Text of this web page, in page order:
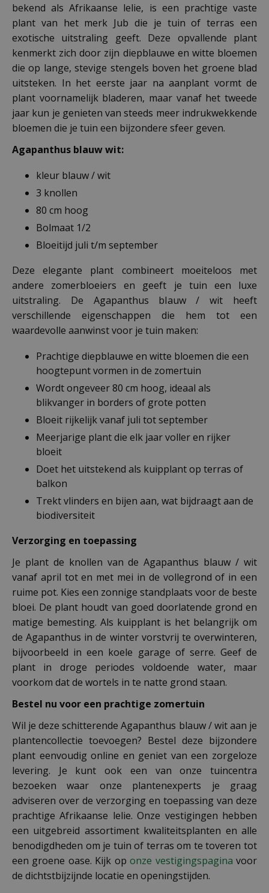
bekend als Afrikaanse lelie, is een prachtige vaste
plant van het merk Jub die je tuin of terras een
exotische uitstraling geeft. Deze opvallende plant
kenmerkt zich door zijn diepblauwe en witte bloemen
die op lange, stevige stengels boven het groene blad
uitsteken. In het eerste jaar na aanplant vormt de
plant voornamelijk bladeren, maar vanaf het tweede
jaar kun je genieten van steeds meer indrukwekkende
bloemen die je tuin een bijzondere sfeer geven.
Agapanthus blauw wit:
kleur blauw / wit
3 knollen
80 cm hoog
Bolmaat 1/2
Bloeitijd juli t/m september
Deze elegante plant combineert moeiteloos met
andere zomerbloeiers en geeft je tuin een luxe
uitstraling. De Agapanthus blauw / wit heeft
verschillende eigenschappen die hem tot een
waardevolle aanwinst voor je tuin maken:
Prachtige diepblauwe en witte bloemen die een
hoogtepunt vormen in de zomertuin
Wordt ongeveer 80 cm hoog, ideaal als
blikvanger in borders of grote potten
Bloeit rijkelijk vanaf juli tot september
Meerjarige plant die elk jaar voller en rijker
bloeit
Doet het uitstekend als kuipplant op terras of
balkon
Trekt vlinders en bijen aan, wat bijdraagt aan de
biodiversiteit
Verzorging en toepassing
Je plant de knollen van de Agapanthus blauw / wit
vanaf april tot en met mei in de vollegrond of in een
ruime pot. Kies een zonnige standplaats voor de beste
bloei. De plant houdt van goed doorlatende grond en
matige bemesting. Als kuipplant is het belangrijk om
de Agapanthus in de winter vorstvrij te overwinteren,
bijvoorbeeld in een koele garage of serre. Geef de
plant in droge periodes voldoende water, maar
voorkom dat de wortels in te natte grond staan.
Bestel nu voor een prachtige zomertuin
Wil je deze schitterende Agapanthus blauw / wit aan je
plantencollectie toevoegen? Bestel deze bijzondere
plant eenvoudig online en geniet van een zorgeloze
levering. Je kunt ook een van onze tuincentra
bezoeken waar onze plantenexperts je graag
adviseren over de verzorging en toepassing van deze
prachtige Afrikaanse lelie. Onze vestigingen hebben
een uitgebreid assortiment kwaliteitsplanten en alle
benodigdheden om je tuin of terras om te toveren tot
een groene oase. Kijk oponze vestigingspagina voor
de dichtstbijzijnde locatie en openingstijden.